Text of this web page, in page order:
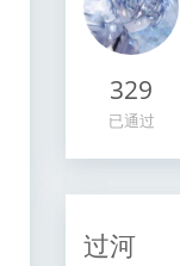
329
已通过
过河